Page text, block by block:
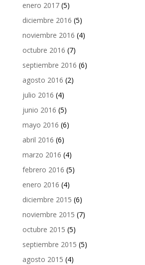
enero 2017(5)
diciembre 2016 (5)
noviembre 2016 (4)
octubre 2016 (7)
septiembre 2016 (6)
agosto 2016 (2)
julio 2016 (4)
junio 2016 (5)
mayo 2016 (6)
abril 2016 (6)
marzo 2016 (4)
febrero 2016 (5)
enero 2016 (4)
diciembre 2015 (6)
noviembre 2015 (7)
octubre 2015 (5)
septiembre 2015 (5)
agosto 2015 (4)